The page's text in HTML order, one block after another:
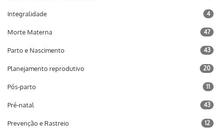
Integralidade 4
Morte Materna 47
Parto e Nascimento 43
Planejamento reprodutivo 20
Pós-parto 11
Pré-natal 43
Prevenção e Rastreio 12